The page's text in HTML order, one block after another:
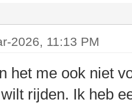
2026, 11:13 PM
het me ook niet
rijden. Ik heb